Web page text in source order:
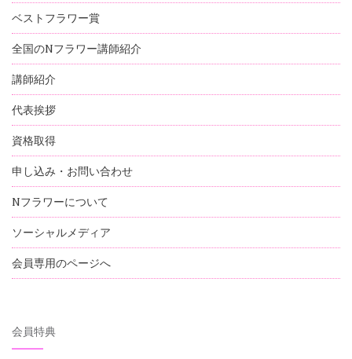
ベストフラワー賞
全国のNフラワー講師紹介
講師紹介
代表挨拶
資格取得
申し込み・お問い合わせ
Nフラワーについて
ソーシャルメディア
会員専用のページへ
会員特典